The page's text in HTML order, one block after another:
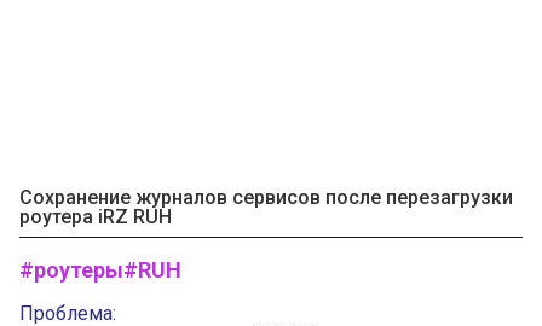
Сохранение журналов сервисов после перезагрузки
роутера iRZ RUH
#роутеры#RUH
Проблема: